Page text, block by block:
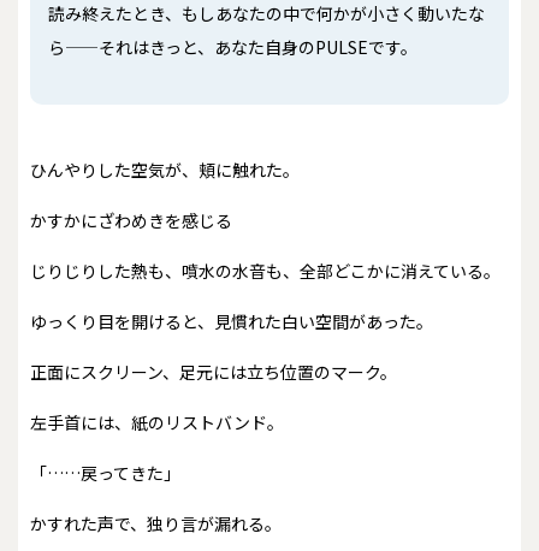
読み終えたとき、もしあなたの中で何かが小さく動いたな
ら——それはきっと、あなた自身のPULSEです。
ひんやりした空気が、頬に触れた。
かすかにざわめきを感じる
じりじりした熱も、噴水の水音も、全部どこかに消えている。
ゆっくり目を開けると、見慣れた白い空間があった。
正面にスクリーン、足元には立ち位置のマーク。
左手首には、紙のリストバンド。
「……戻ってきた」
かすれた声で、独り言が漏れる。